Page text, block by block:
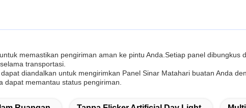
memastikan pengiriman aman ke pintu Anda.Setiap panel
transportasi.
diandalkan untuk mengirimkan Panel Sinar Matahari buatan Anda
dapat memantau status pengiriman.